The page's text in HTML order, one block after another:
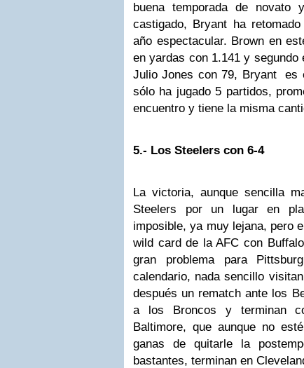
buena temporada de
castigado, Bryant ha
año espectacular. Brown en
en yardas con 1.141 y
Julio Jones con 79, Bryant es
sólo ha jugado 5 partidos,
encuentro y tiene la misma
5.- Los Steelers con 6-4
La victoria, aunque sencilla
Steelers por un lugar en
imposible, ya muy lejana, pero
wild card de la AFC con
gran problema para
calendario, nada sencillo
después un rematch ante los
a los Broncos y terminan
Baltimore, que aunque no
ganas de quitarle la
bastantes, terminan en